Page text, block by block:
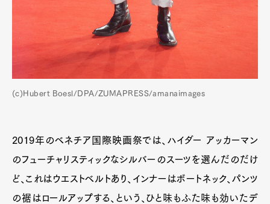
(c)Hubert Boesl/DPA/ZUMAPRESS/amanaimages
2019年のベネチア国際映画祭では、ハイダー アッカーマン
のフューチャリスティックなシルバーのスーツを選んだのだけ
ど、これはウエストベルトあり、インナーはボートネック、パンツ
の裾はロールアップする、という、ひと味もふた味も効いたデ